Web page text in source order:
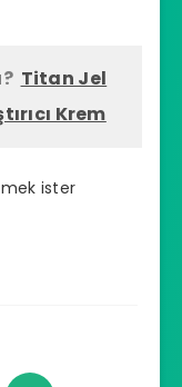
Titan Jel
Krem
ister